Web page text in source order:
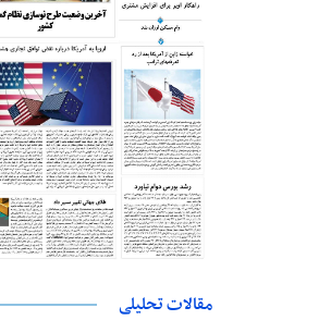
مقالات تحلیلی